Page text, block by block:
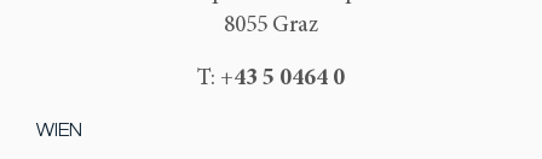
8055 Graz
T: +43 5 0464 0
WIEN